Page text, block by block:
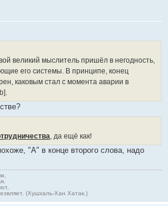
великий мыслитель пришёл в негодность,
его системы. В принципе, конец
каковым стал с момента аварии в
, да ещё как!
"А" в конце второго слова, надо
(Хушхаль-Хан Хатак.)